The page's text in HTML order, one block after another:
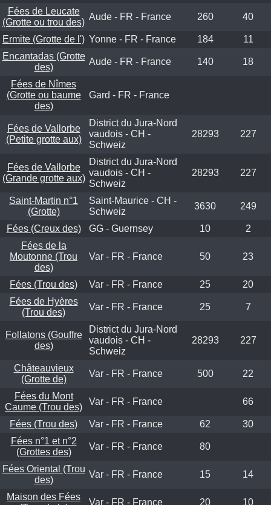
Fées de Leucate
(Grotte ou trou des)
Aude - FR - France 260 40
Ermite (Grotte de l') Yonne - FR - France 184
11
Encantadas (Grotte
des)
Aude - FR - France 140 18
Fées de Nîmes
(Grotte ou baume
des)
Gard - FR - France
Fées de Vallorbe
(Petite grotte aux)
District du Jura-Nord
vaudois - CH -
Schweiz
28293 227
Fées de Vallorbe
(Grande grotte aux)
District du Jura-Nord
vaudois - CH -
Schweiz
28293 227
Saint-Martin n°1
(Grotte)
Saint-Maurice - CH -
Schweiz
3630 249
Fées (Creux des) GG - Guernsey 10
2
Fées de la
Moutonne (Trou
des)
Var - FR - France 50 23
Fées (Trou des) Var - FR - France 25
20
Fées de Hyères
(Trou des)
Var - FR - France 25 7
Follatons (Gouffre
des)
District du Jura-Nord
vaudois - CH -
Schweiz
28293 227
Châteauvieux
(Grotte de)
Var - FR - France 500 22
Fées du Mont
Caume (Trou des)
Var - FR - France 66
Fées (Trou des) Var - FR - France 62
30
Fées n°1 et n°2
(Grottes des)
Var - FR - France 80
Fées Oriental (Trou
des)
Var - FR - France 15 14
Maison des Fées
Var - FR - France 20 10